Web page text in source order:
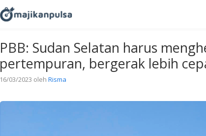
PBB: Sudan Selatan harus
pertempuran, bergerak lebih
16/03/2023 oleh Risma